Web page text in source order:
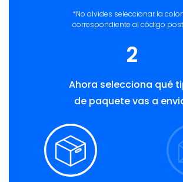
*No olvides seleccionar la
correspondiente al código
2
Ahora selecciona qué
de paquete vas a